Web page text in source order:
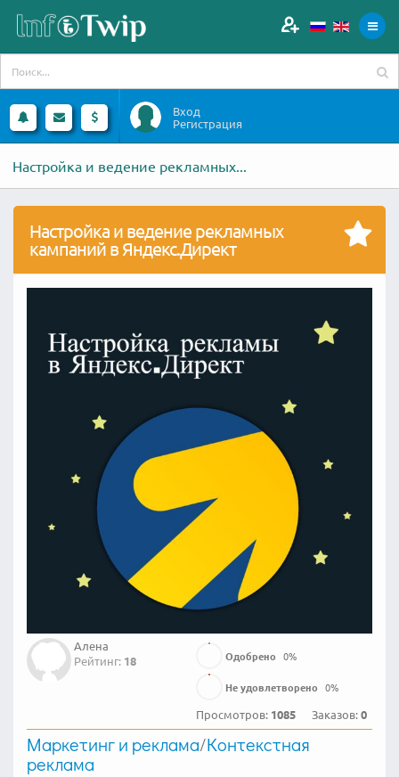
Вход
Регистрация
Настройка и ведение рекламных...
Настройка и ведение рекламных
кампаний в Яндекс.Директ
Алена
Рейтинг: 18 Одобрено 0%
Не удовлетворено 0%
Просмотров: 1085 Заказов:0
Маркетинг и реклама/Контекстная
реклама